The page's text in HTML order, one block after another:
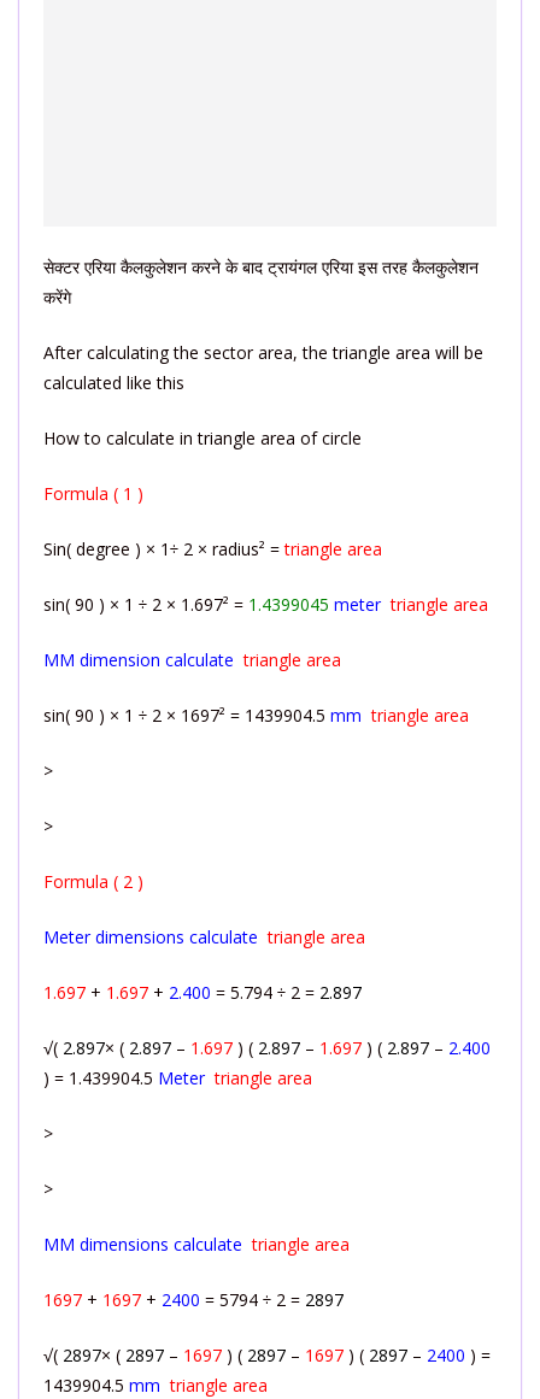
सेक्टर एरिया कैलकुलेशन करने के बाद ट्रायंगल एरिया इस तरह कैलकुलेशन
करेंगे
After calculating the sector area, the triangle area will be
calculated like this
How to calculate in triangle area of circle
Formula ( 1 )
Sin( degree ) × 1÷ 2 × radius² =triangle area
sin( 90 ) × 1 ÷ 2 × 1.697² = 1.4399045 meter triangle area
MM dimension calculate triangle area
sin( 90 ) × 1 ÷ 2 × 1697² = 1439904.5 mm triangle area
>
>
Formula ( 2 )
Meter dimensions calculate triangle area
1.697 + 1.697 + 2.400 = 5.794 ÷ 2 = 2.897
√( 2.897× ( 2.897 – 1.697 ) ( 2.897 – 1.697 ) ( 2.897 – 2.400
) = 1.439904.5 Meter triangle area
>
>
MM dimensions calculatetriangle area
1697 + 1697 + 2400 = 5794 ÷ 2 = 2897
√( 2897× ( 2897 – 1697 ) ( 2897 – 1697 ) ( 2897 – 2400 ) =
1439904.5 mm triangle area